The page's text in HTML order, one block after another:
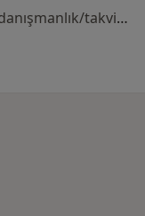
Bu uzman ilgili adres için online danışmanlık/takvim sunmuyor.